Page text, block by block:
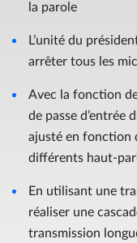
la parole
L’unité du
arrêter tous les
Avec la fonction
de passe d’entrée
ajusté en fonction
différents haut-
En utilisant une
réaliser une
transmission